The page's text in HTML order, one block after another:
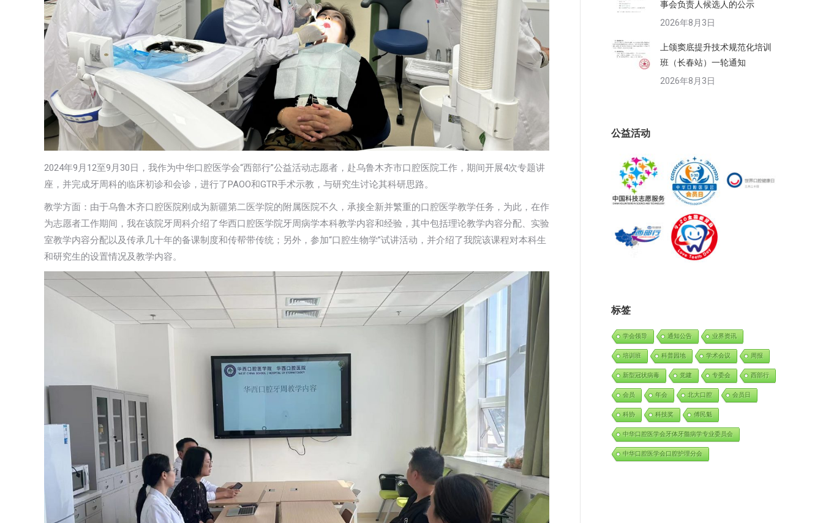
2024年9月12至9月30日，我作为中华口腔医学会“西部行”公益活动志愿者，赴乌鲁木齐市口腔医院工作，期间开展4次专题讲
座，并完成牙周科的临床初诊和会诊，进行了PAOO和GTR手术示教，与研究生讨论其科研思路。
教学方面：由于乌鲁木齐口腔医院刚成为新疆第二医学院的附属医院不久，承接全新并繁重的口腔医学教学任务，为此，在作
为志愿者工作期间，我在该院牙周科介绍了华西口腔医学院牙周病学本科教学内容和经验，其中包括理论教学内容分配、实验
室教学内容分配以及传承几十年的备课制度和传帮带传统；另外，参加“口腔生物学”试讲活动，并介绍了我院该课程对本科生
和研究生的设置情况及教学内容。
事会负责人候选人的公示
2026年8月3日
上颌窦底提升技术规范化培训
班（长春站）一轮通知
2026年8月3日
公益活动
标签
学会领导 通知公告 业界资讯
培训班 科普园地 学术会议 周报
新型冠状病毒 党建 专委会 西部行
会员 年会 北大口腔 会员日
科协 科技奖 傅民魁
中华口腔医学会牙体牙髓病学专业委员会
中华口腔医学会口腔护理分会